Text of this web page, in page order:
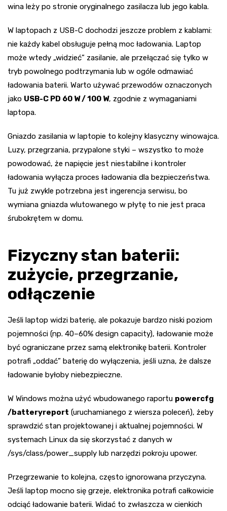
wina leży po stronie oryginalnego zasilacza lub jego kabla.
W laptopach z USB-C dochodzi jeszcze problem z kablami:
nie każdy kabel obsługuje pełną moc ładowania. Laptop
może wtedy „widzieć” zasilanie, ale przełączać się tylko w
tryb powolnego podtrzymania lub w ogóle odmawiać
ładowania baterii. Warto używać przewodów oznaczonych
jako USB-C PD 60 W / 100 W, zgodnie z wymaganiami
laptopa.
Gniazdo zasilania w laptopie to kolejny klasyczny winowajca.
Luzy, przegrzania, przypalone styki – wszystko to może
powodować, że napięcie jest niestabilne i kontroler
ładowania wyłącza proces ładowania dla bezpieczeństwa.
Tu już zwykle potrzebna jest ingerencja serwisu, bo
wymiana gniazda wlutowanego w płytę to nie jest praca
śrubokrętem w domu.
Fizyczny stan baterii:
zużycie, przegrzanie,
odłączenie
Jeśli laptop widzi baterię, ale pokazuje bardzo niski poziom
pojemności (np. 40–60% design capacity), ładowanie może
być ograniczane przez samą elektronikę baterii. Kontroler
potrafi „oddać” baterię do wyłączenia, jeśli uzna, że dalsze
ładowanie byłoby niebezpieczne.
W Windows można użyć wbudowanego raportu powercfg
/batteryreport (uruchamianego z wiersza poleceń), żeby
sprawdzić stan projektowanej i aktualnej pojemności. W
systemach Linux da się skorzystać z danych w
/sys/class/power_supply lub narzędzi pokroju upower.
Przegrzewanie to kolejna, często ignorowana przyczyna.
Jeśli laptop mocno się grzeje, elektronika potrafi całkowicie
odciąć ładowanie baterii. Widać to zwłaszcza w cienkich